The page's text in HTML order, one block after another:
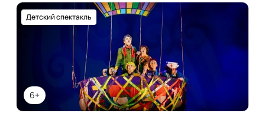
6+
Детский спектакль